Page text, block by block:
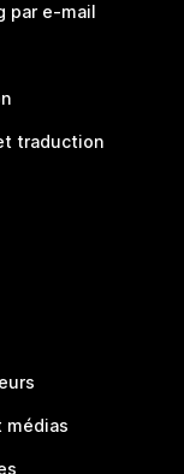
par e-mail
traduction
médias